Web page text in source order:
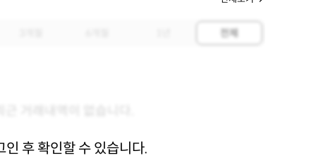
인 후 확인할 수 있습니다.
전체